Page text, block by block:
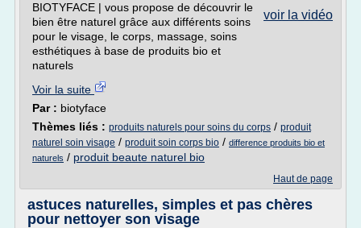
voir la vidéo
BIOTYFACE | vous propose de découvrir le
bien être naturel grâce aux différents soins
pour le visage, le corps, massage, soins
esthétiques à base de produits bio et
naturels
Voir la suite
Par : biotyface
Thèmes liés : produits naturels pour soins du corps / produit
naturel soin visage / produit soin corps bio / difference produits bio et
naturels / produit beaute naturel bio
Haut de page
astuces naturelles, simples et pas chères
pour nettoyer son visage